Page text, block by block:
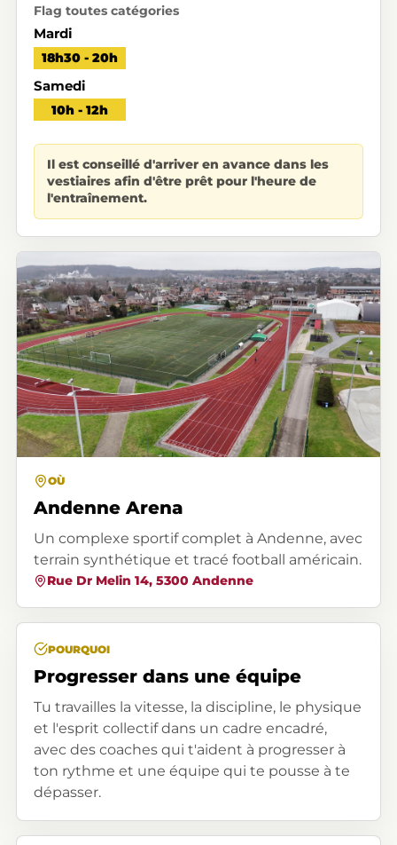
Flag toutes catégories
Mardi
18h30 - 20h
Samedi
10h - 12h
Il est conseillé d'arriver en avance dans les
vestiaires afin d'être prêt pour l'heure de
l'entraînement.
OÙ
Andenne Arena
Un complexe sportif complet à Andenne, avec
terrain synthétique et tracé football américain.
Rue Dr Melin 14, 5300 Andenne
POURQUOI
Progresser dans une équipe
Tu travailles la vitesse, la discipline, le physique
et l'esprit collectif dans un cadre encadré,
avec des coaches qui t'aident à progresser à
ton rythme et une équipe qui te pousse à te
dépasser.